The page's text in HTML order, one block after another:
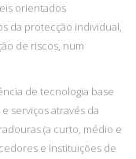
orientados
da protecção individual,
de riscos, num
de tecnologia base
serviços através da
(a curto, médio e
e Instituições de